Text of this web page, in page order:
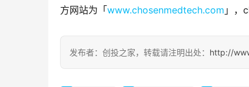
方网站为「www.chosenmedtech.com 」，
发布者：创投之家，转载请注明出处： http://